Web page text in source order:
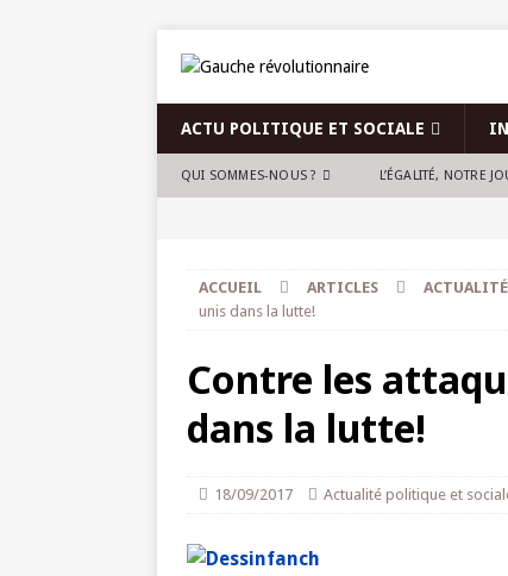
ACTU POLITIQUE ET SOCIALE
QUI SOMMES-NOUS ? L’ÉGALITÉ, NOTRE
ACCUEIL ARTICLES
unis dans la lutte!
Contre les
dans la lutte!
18/09/2017 Actualité politique et